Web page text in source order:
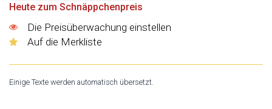
Heute zum Schnäppchenpreis
Die Preisüberwachung einstellen
Auf die Merkliste
Einige Texte werden automatisch übersetzt.